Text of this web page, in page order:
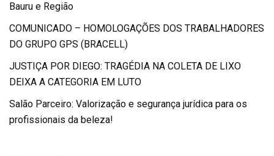
Bauru e Região
COMUNICADO – HOMOLOGAÇÕES DOS TRABALHADORES
DO GRUPO GPS (BRACELL)
JUSTIÇA POR DIEGO: TRAGÉDIA NA COLETA DE LIXO
DEIXA A CATEGORIA EM LUTO
Salão Parceiro: Valorização e segurança jurídica para os
profissionais da beleza!